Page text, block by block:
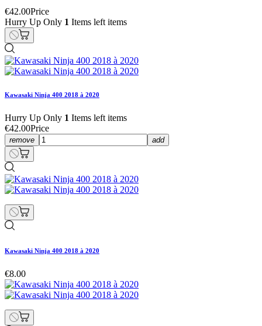
€42.00Price
Hurry Up Only 1 Items left items
Kawasaki Ninja 400 2018 à 2020
Hurry Up Only 1 Items left items
€42.00Price
remove add
Kawasaki Ninja 400 2018 à 2020
€8.00